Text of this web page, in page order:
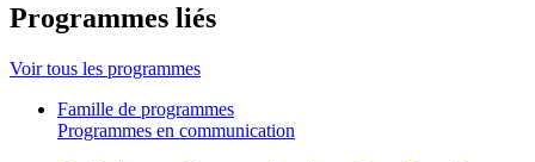
Programmes liés
Voir tous les programmes
Famille de programmes
Programmes en communication